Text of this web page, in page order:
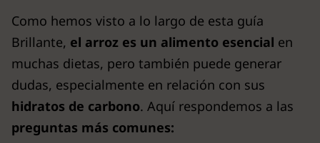
Como hemos visto a lo largo de esta guía
Brillante, el arroz es un alimento esencial en
muchas dietas, pero también puede generar
dudas, especialmente en relación con sus
hidratos de carbono. Aquí respondemos a las
preguntas más comunes: